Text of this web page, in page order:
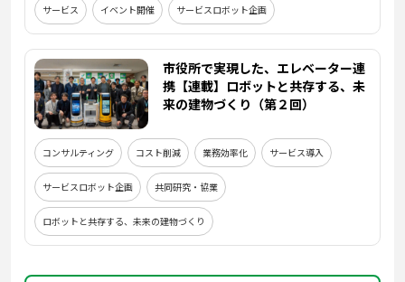
サービス イベント開催 サービスロボット企画
市役所で実現した、エレベーター連
携【連載】ロボットと共存する、未
来の建物づくり（第２回）
コンサルティング コスト削減 業務効率化 サービス導入
サービスロボット企画 共同研究・協業
ロボットと共存する、未来の建物づくり